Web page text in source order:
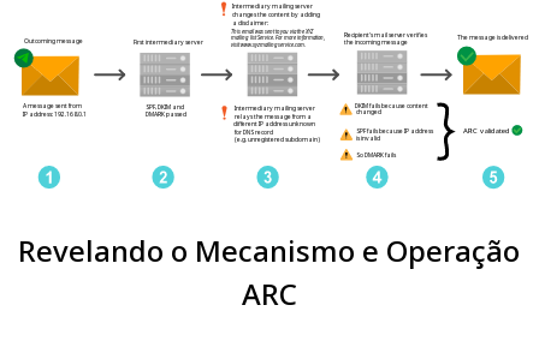
Intermediary mailing server
relays the message from a
different IP address unknown
for DNS record
(e.g. unregistered subdomain)
Outcoming message First intermediary server
A message sent from
IP address: 192.168.0.1
SPF, DKIM and
DMARK passed
Recipient's mail server verifies
the incoming message
DKIM fails because content
changed
So DMARK fails
SPF fails because IP address
is invalid
The message is delivered
ARC validated
Intermediary mailing server
changes the content by adding
a disclaimer:
This email was sent to you via the XYZ
mailing list Service. For more information,
visit www.xyzmailingservice.com.
Revelando o Mecanismo e Operação
ARC